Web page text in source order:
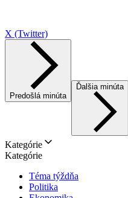
X (Twitter)
Predošlá minúta
Ďalšia minúta
Kategórie
Kategórie
Téma týždňa
Politika